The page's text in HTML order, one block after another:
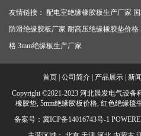
友情链接： 配电室绝缘橡胶板生产厂家
防滑绝缘胶板厂家 耐高压绝缘橡胶垫价格
格 3mm绝缘板生产厂家
首页 公司简介 产品展示 新
Copyright ©2021-2023 河北晨发电气设
橡胶垫, 5mm绝缘胶板价格, 红色绝缘毯
备案号： 冀ICP备14016743号-1